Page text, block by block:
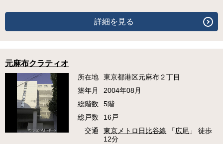
詳細を見る
元麻布クラティオ
所在地
東京都港区元麻布２丁目
築年月
2004年08月
総階数
5階
総戸数
16戸
交通
東京メトロ日比谷線 「広尾 」 徒歩
12分